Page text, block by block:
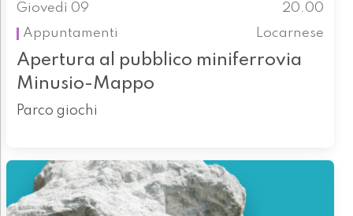
Giovedì 09
20.00
Appuntamenti
Locarnese
Apertura al pubblico miniferrovia
Minusio-Mappo
Parco giochi